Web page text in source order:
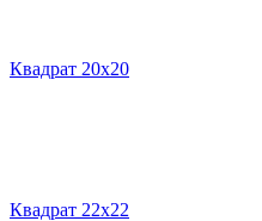
Квадрат 20х20
Квадрат 22х22